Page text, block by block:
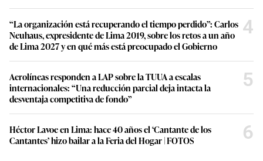
“La organización está recuperando el tiempo perdido”: Carlos
Neuhaus, expresidente de Lima 2019, sobre los retos a un año
de Lima 2027 y en qué más está preocupado el Gobierno
4
Aerolíneas responden a LAP sobre la TUUA a escalas
internacionales: “Una reducción parcial deja intacta la
desventaja competitiva de fondo”
5
Héctor Lavoe en Lima: hace 40 años el ‘Cantante de los
Cantantes’ hizo bailar a la Feria del Hogar | FOTOS
6